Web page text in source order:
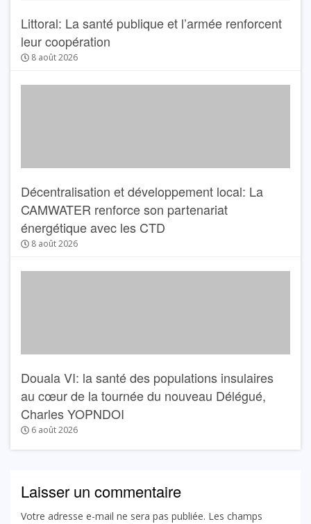
Littoral: La santé publique et l’armée renforcent
leur coopération
8 août 2026
Décentralisation et développement local: La
CAMWATER renforce son partenariat
énergétique avec les CTD
8 août 2026
Douala VI: la santé des populations insulaires
au cœur de la tournée du nouveau Délégué,
Charles YOPNDOI
6 août 2026
Laisser un commentaire
Votre adresse e-mail ne sera pas publiée. Les champs